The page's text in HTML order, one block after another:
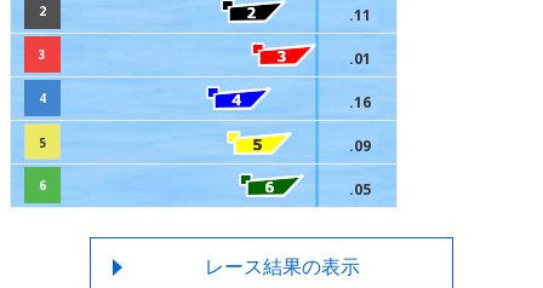
2 .11
3 .01
4 .16
5 .09
6 .05
レース結果の表示